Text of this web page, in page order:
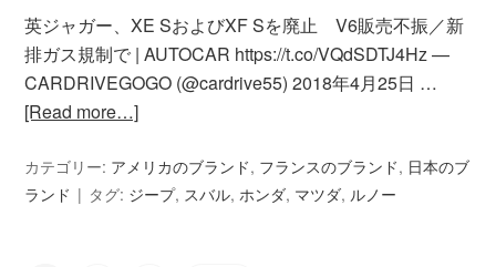
英ジャガー、XE SおよびXF Sを廃止 V6販売不振／新
排ガス規制で | AUTOCAR https://t.co/VQdSDTJ4Hz —
CARDRIVEGOGO (@cardrive55) 2018年4月25日 …
[Read more…]
カテゴリー: アメリカのブランド, フランスのブランド, 日本のブ
ランド
タグ: ジープ, スバル,ホンダ, マツダ, ルノー